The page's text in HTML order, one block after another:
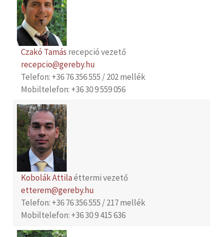
Czakó Tamás recepció vezető
recepcio@gereby.hu
Telefon: +36 76 356 555 / 202 mellék
Mobiltelefon: +36 30 9 559 056
Kobolák Attilaéttermi vezető
etterem@gereby.hu
Telefon: +36 76 356 555 / 217 mellék
Mobiltelefon: +36 30 9 415 636